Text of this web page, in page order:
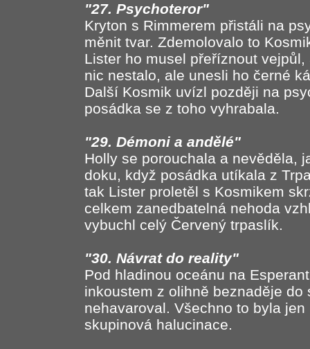
"27. Psychoteror"
Kryton s Rimmerem přistáli na
měnit tvar. Zdemolovalo to
Lister ho musel přeříznout
nic nestalo, ale unesli ho černé
Další Kosmik uvízl později na
posádka se z toho vyhrabala.
"29. Démoni a andělé"
Holly se porouchala a nevěděla,
doku, když posádka utíkala z
tak Lister proletěl s Kosmikem
celkem zanedbatelná nehoda
vybuchl celý Červený trpaslík.
"30. Návrat do reality"
Pod hladinou oceánu na
inkoustem z olihně beznaděje
nehavaroval. Všechno to byla
skupinová halucinace.